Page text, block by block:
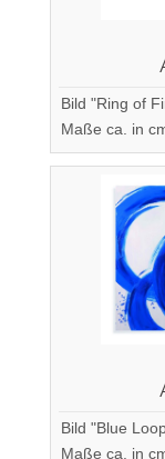
Bild "Ring of
Maße ca. in
Bild "Blue
Maße ca. in